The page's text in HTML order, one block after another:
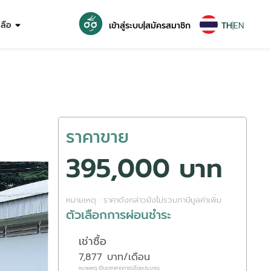
อ เข้าสู่ระบบ|สมัครสมาชิก TH|EN
ราคาขาย
395,000 บาท
หมายเหตุ : ราคาดังกล่าวยังไม่รวมภาษีมูลค่าเพิ่ม
ตัวเลือกการผ่อนชำระ
เช่าซื้อ
7,877 บาท/เดือน
หมายเหตุ เป็นราคาคาดการณ์โดยประมาณ